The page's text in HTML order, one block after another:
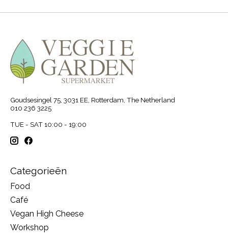
Goudsesingel 75, 3031 EE, Rotterdam, The Netherland
010 236 3225
TUE - SAT 10:00 - 19:00
Categorieën
Food
Café
Vegan High Cheese
Workshop